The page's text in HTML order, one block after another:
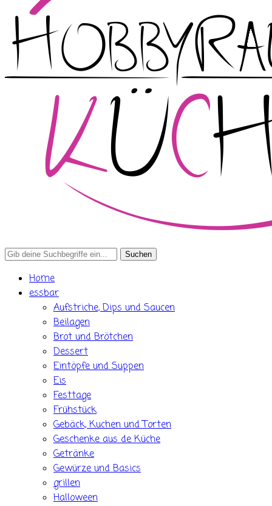
Search
Home
essbar
Aufstriche, Dips und Saucen
Beilagen
Brot und Brötchen
Dessert
Eintöpfe und Suppen
Eis
Festtage
Frühstück
Gebäck, Kuchen und Torten
Geschenke aus de Küche
Getränke
Gewürze und Basics
grillen
Halloween